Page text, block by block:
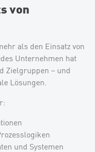
von
als den Einsatz von
Unternehmen hat
Zielgruppen – und
Lösungen.
und Systemen